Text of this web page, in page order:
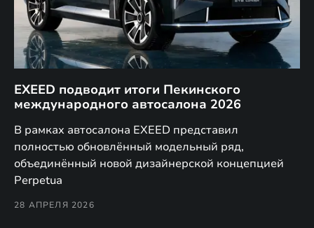
EXEED подводит итоги Пекинского
международного автосалона 2026
В рамках автосалона EXEED представил
полностью обновлённый модельный ряд,
объединённый новой дизайнерской концепцией
Perpetua
28 АПРЕЛЯ 2026